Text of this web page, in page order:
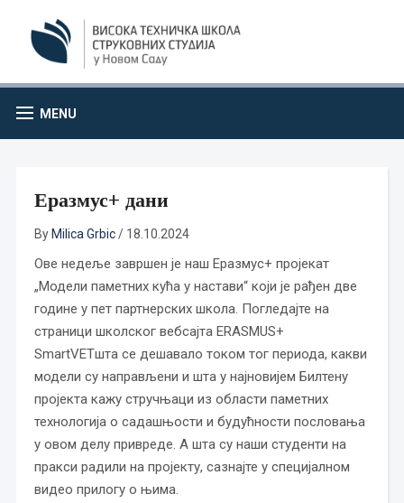
MENU
Еразмус+ дани
By Milica Grbic/ 18.10.2024
Ове недеље завршен је наш Еразмус+ пројекат
„Модели паметних кућа у настави“ који је рађен две
године у пет партнерских школа. Погледајте на
страници школског вебсајта ERASMUS+
SmartVETшта се дешавало током тог периода, какви
модели су направљени и шта у најновијем Билтену
пројекта кажу стручњаци из области паметних
технологија о садашњости и будућности пословања
у овом делу привреде. А шта су наши студенти на
пракси радили на пројекту, сазнајте у специјалном
видео прилогу о њима.